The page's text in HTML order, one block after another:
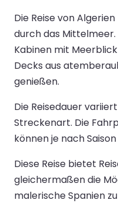
Die Reise von
durch das
Kabinen mit
Decks aus
genießen.
Die Reisedauer
Streckenart. Die
können je nach
Diese Reise bietet
gleichermaßen die
malerische Spanien